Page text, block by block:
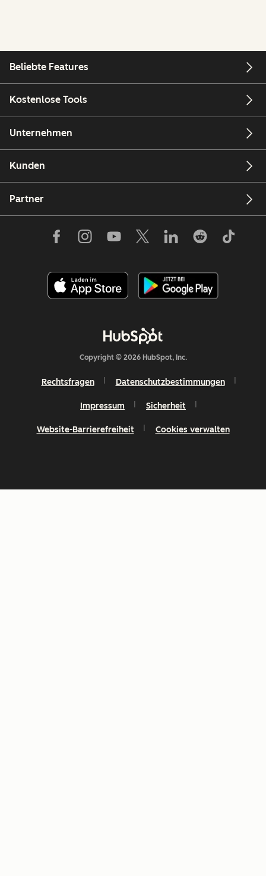
Beliebte Features
Kostenlose Tools
Unternehmen
Kunden
Partner
Copyright © 2026 HubSpot, Inc.
Rechtsfragen Datenschutzbestimmungen
Impressum Sicherheit
Website-Barrierefreiheit Cookies verwalten